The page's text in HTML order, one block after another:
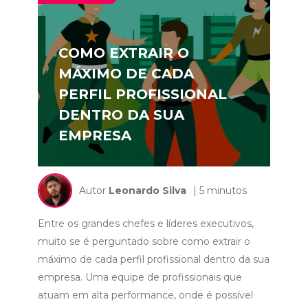
COMO EXTRAIR O
MÁXIMO DE CADA
PERFIL PROFISSIONAL
DENTRO DA SUA
EMPRESA
Autor Leonardo Silva | 5 minutos
Entre os grandes chefes e líderes executivos,
muito se é perguntado sobre como extrair o
máximo de cada perfil profissional dentro da sua
empresa. Uma equipe de profissionais que
atuam em alta performance, onde é possível